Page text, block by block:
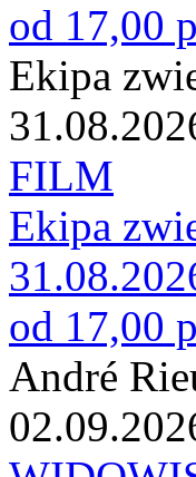
od 17,00
Ekipa
FILM
Ekipa
od 17,00
André